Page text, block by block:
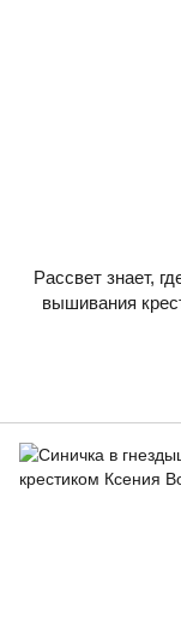
Рассвет знает,
вышивания